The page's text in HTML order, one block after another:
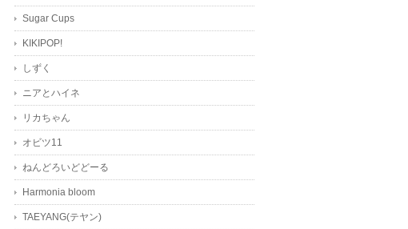
Sugar Cups
KIKIPOP!
しずく
ニアとハイネ
リカちゃん
オビツ11
ねんどろいどどーる
Harmonia bloom
TAEYANG(テヤン)